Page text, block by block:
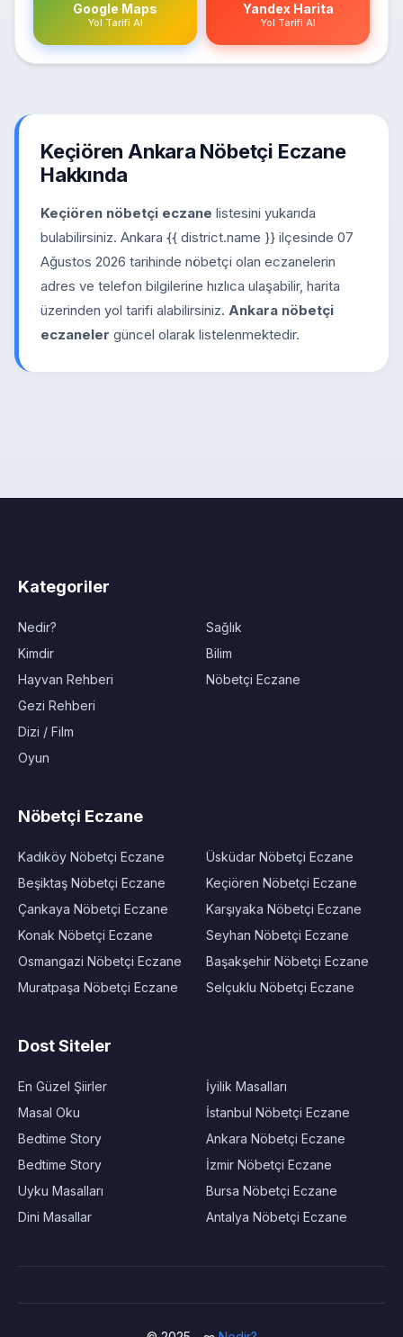
Google Maps
Yol Tarifi Al
Yandex Harita
Yol Tarifi Al
Keçiören Ankara Nöbetçi Eczane
Hakkında
Keçiören nöbetçi eczane listesini yukarıda
bulabilirsiniz. Ankara {{ district.name }} ilçesinde 07
Ağustos 2026 tarihinde nöbetçi olan eczanelerin
adres ve telefon bilgilerine hızlıca ulaşabilir, harita
üzerinden yol tarifi alabilirsiniz. Ankara nöbetçi
eczaneler güncel olarak listelenmektedir.
Kategoriler
Nedir?
Kimdir
Hayvan Rehberi
Gezi Rehberi
Dizi / Film
Oyun
Sağlık
Bilim
Nöbetçi Eczane
Nöbetçi Eczane
Kadıköy Nöbetçi Eczane
Beşiktaş Nöbetçi Eczane
Çankaya Nöbetçi Eczane
Konak Nöbetçi Eczane
Osmangazi Nöbetçi Eczane
Muratpaşa Nöbetçi Eczane
Üsküdar Nöbetçi Eczane
Keçiören Nöbetçi Eczane
Karşıyaka Nöbetçi Eczane
Seyhan Nöbetçi Eczane
Başakşehir Nöbetçi Eczane
Selçuklu Nöbetçi Eczane
Dost Siteler
En Güzel Şiirler
Masal Oku
Bedtime Story
Bedtime Story
Uyku Masalları
Dini Masallar
İyilik Masalları
İstanbul Nöbetçi Eczane
Ankara Nöbetçi Eczane
İzmir Nöbetçi Eczane
Bursa Nöbetçi Eczane
Antalya Nöbetçi Eczane